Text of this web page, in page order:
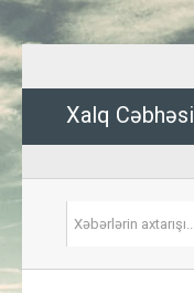
Xalq Cəbhəsi